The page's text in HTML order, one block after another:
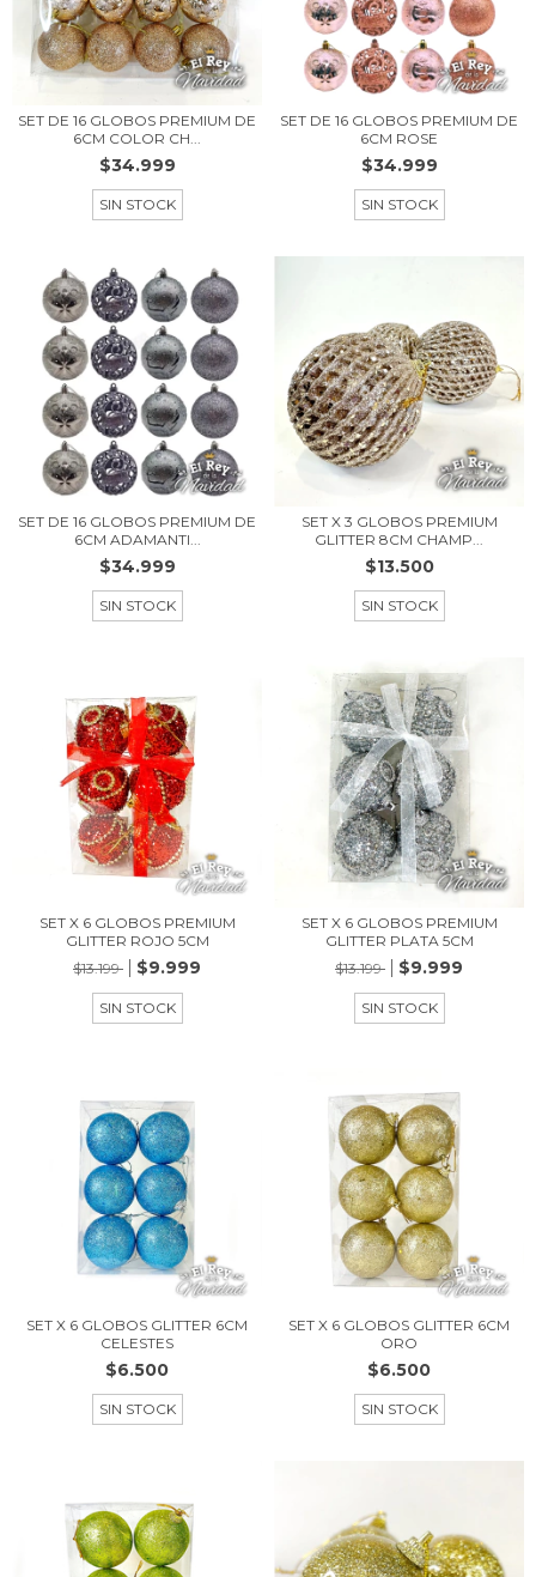
SET DE 16 GLOBOS PREMIUM DE
6CM COLOR CH...
$34.999
SIN STOCK
SET DE 16 GLOBOS PREMIUM DE
6CM ROSE
$34.999
SIN STOCK
SET DE 16 GLOBOS PREMIUM DE
6CM ADAMANTI...
$34.999
SIN STOCK
SET X 3 GLOBOS PREMIUM
GLITTER 8CM CHAMP...
$13.500
SIN STOCK
SET X 6 GLOBOS PREMIUM
GLITTER ROJO 5CM
$13.199
$9.999
SIN STOCK
SET X 6 GLOBOS PREMIUM
GLITTER PLATA 5CM
$13.199
$9.999
SIN STOCK
SET X 6 GLOBOS GLITTER 6CM
CELESTES
$6.500
SIN STOCK
SET X 6 GLOBOS GLITTER 6CM
ORO
$6.500
SIN STOCK